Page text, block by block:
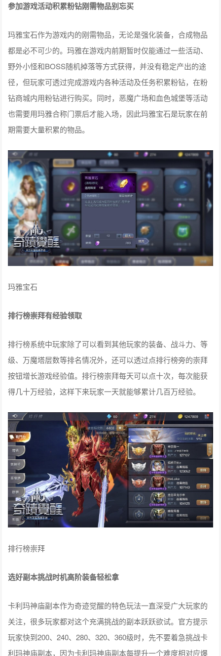
参加游戏活动积累粉钻刚需物品别忘买
玛雅宝石作为游戏内的刚需物品，无论是强化装备，合成物品
都是必不可少的。玛雅在游戏内前期暂时仅能通过一些活动、
野外小怪和BOSS随机掉落等方式获得，并没有稳定产出的途
径，但玩家可透过完成游戏内各种活动及任务积累粉钻，在粉
钻商城内用粉钻进行购买。同时，恶魔广场和血色城堡等活动
也需要用玛雅合称门票后才能入场，因此玛雅宝石是玩家在前
期需要大量积累的物品。
玛雅宝石
排行榜崇拜有经验领取
排行榜系统中玩家除了可以看到其他玩家的装备、战斗力、等
级、万魔塔层数等排名情况外，还可以透过点排行榜旁的崇拜
按钮增长游戏经验值。排行榜崇拜每天可以点十次，每次能获
得几十万经验，这样下来玩家一天就能够累计几百万经验。
排行榜崇拜
选好副本挑战时机高阶装备轻松拿
卡利玛神庙副本作为奇迹觉醒的特色玩法一直深受广大玩家的
关注，很多玩家都对这个充满挑战的副本跃跃欲试。官方提示
玩家快到200、240、280、320、360级时，先不要着急挑战卡
利玛神庙副本，因为卡利玛神庙副本每提升一个难度相对应爆